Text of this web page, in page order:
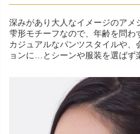
深みがあり大人なイメージのアメ
雫形モチーフなので、年齢を問わ
カジュアルなパンツスタイルや
ョンに…とシーンや服装を選ばず